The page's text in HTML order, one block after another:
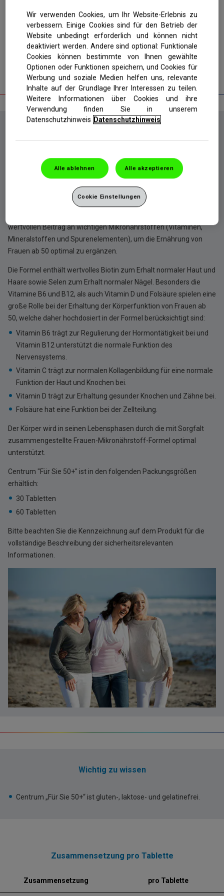
Biotic+ Immun
Auf einen Blick
Nahrungsergänzung gezielt entwickelt für Frauen ab 50
Spezielle, nutritive Unterstützung für Frauen ab 50
Optimale Unterstützung der Ernährung durch qualitative
Mikronährstoffe
Die Mikronährstoffversorgung von Frauen ab 50
sind vielen Frauen auch im besten Alter sehr wichtig.
Der Mikronährstoffbedarf von Frauen ab 50 unterscheidet sich
von dem der Männer. Centrum „Für Sie 50+“ ist daher speziell an
wertvollen Beitrag an wichtigen Mikronährstoffen (Vitaminen,
Mineralstoffen und Spurenelementen), um die Ernährung von
Frauen ab 50 optimal zu ergänzen.
Die Formel enthält wertvolles Biotin zum Erhalt normaler Haut und
Haare sowie Selen zum Erhalt normaler Nägel. Besonders die
Vitamine B6 und B12, als auch Vitamin D und Folsäure spielen eine
große Rolle bei der Erhaltung der Körperfunktion von Frauen ab
50, welche daher hochdosiert in der Formel berücksichtigt sind:
Vitamin B6 trägt zur Regulierung der Hormontätigkeit bei und
Vitamin B12 unterstützt die normale Funktion des
Nervensystems.
Vitamin C trägt zur normalen Kollagenbildung für eine normale
Funktion der Haut und Knochen bei.
Vitamin D trägt zur Erhaltung gesunder Knochen und Zähne bei.
Folsäure hat eine Funktion bei der Zellteilung.
Der Körper wird in seinen Lebensphasen durch die mit Sorgfalt
zusammengestellte Frauen-Mikronährstoff-Formel optimal
unterstützt.
Centrum "Für Sie 50+" ist in den folgenden Packungsgrößen
erhältlich:
30 Tabletten
60 Tabletten
Bitte beachten Sie die Kennzeichnung auf dem Produkt für die
vollständige Beschreibung der sicherheitsrelevanten
Informationen.
Wichtig zu wissen
Centrum „Für Sie 50+“ ist gluten-, laktose- und gelatinefrei.
Zusammensetzung pro Tablette
Zusammensetzung pro Tablette
Wir verwenden Cookies, um Ihr Website-Erlebnis zu
verbessern. Einige Cookies sind für den Betrieb der
Website unbedingt erforderlich und können nicht
deaktiviert werden. Andere sind optional: Funktionale
Cookies können bestimmte von Ihnen gewählte
Optionen oder Funktionen speichern, und Cookies für
Werbung und soziale Medien helfen uns, relevante
Inhalte auf der Grundlage Ihrer Interessen zu teilen.
Weitere Informationen über Cookies und ihre
Verwendung finden Sie in unserem
Datenschutzhinweis Datenschutzhinweis
Alle ablehnen Alle akzeptieren
Cookie Einstellungen